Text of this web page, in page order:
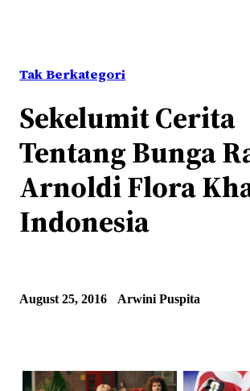
Tak Berkategori
Sekelumit Cerita
Tentang Bunga
Arnoldi Flora
Indonesia
August 25, 2016 Arwini Puspita